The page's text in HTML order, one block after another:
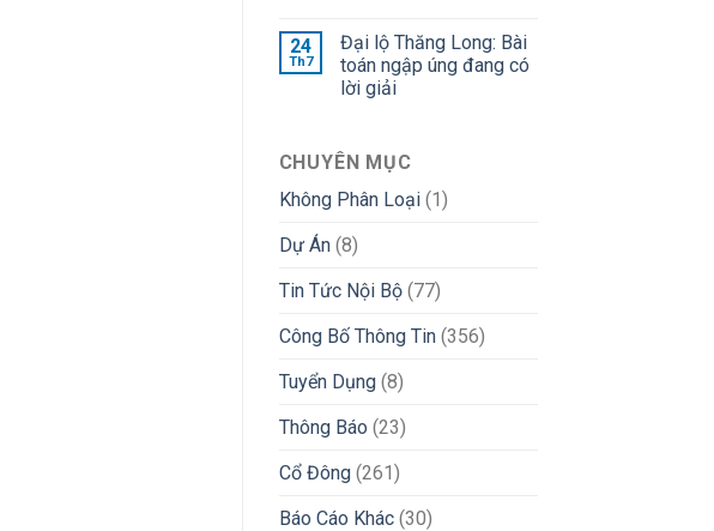
24
Th7
Đại lộ Thăng Long: Bài
toán ngập úng đang có
lời giải
CHUYÊN MỤC
Không Phân Loại(1)
Dự Án(8)
Tin Tức Nội Bộ(77)
Công Bố Thông Tin(356)
Tuyển Dụng(8)
Thông Báo (23)
Cổ Đông(261)
Báo Cáo Khác(30)